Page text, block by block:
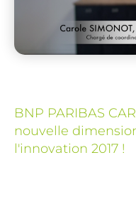
BNP PARIBAS
nouvelle
l'innovation 2017 !